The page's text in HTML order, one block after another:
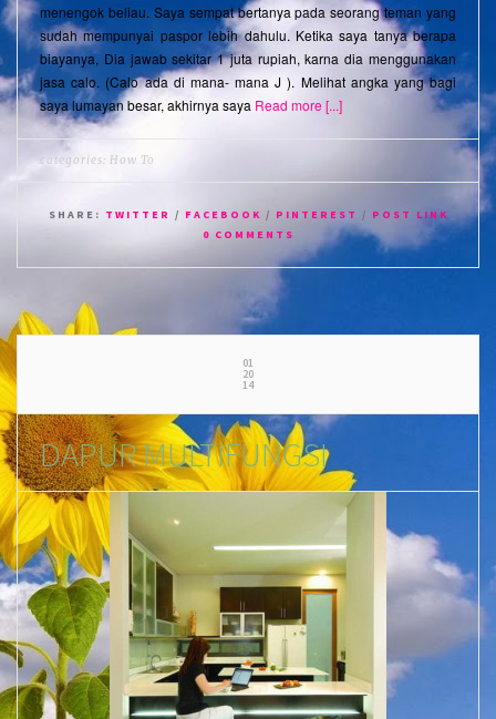
menengok beliau. Saya sempat bertanya pada seorang teman yang
sudah mempunyai paspor lebih dahulu. Ketika saya tanya berapa
biayanya, Dia jawab sekitar 1 juta rupiah, karna dia menggunakan
jasa calo. (Calo ada di mana- mana J ). Melihat angka yang bagi
saya lumayan besar, akhirnya saya Read more [...]
categories: How To
SHARE: TWITTER / FACEBOOK / PINTEREST / POST LINK
0 COMMENTS
01
20
14
DAPUR MULTIFUNGSI